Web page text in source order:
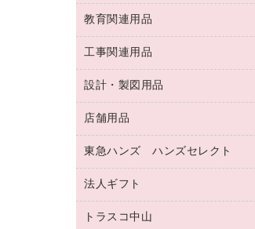
スポーツ・レジャー用品
ゴミ袋
キッチン用品
食品添加物製品
各種用紙
ルーズリーフ
レターファイル
リングファイル
プレゼン用ファイル
ファイルボックス
パイプ式ファイル
その他ファイル
修正テープ
鉛筆
マーキングペン（油性）
マーキングペン（水性）
ボールペン（油性）
ボールペン（ゲルインク）
名札
保管・整理用品
壁面／足元収納
備品／小物ケース
透明テープ 事務用
電話台
針なしステープラー
保健用品
使い捨て手袋
感染症対策用品
介護用品
医療関連用品
品）
教育関連用品
教育関連用品
工事関連用品
工事関連用品
設計・製図用品
設計・製図用品
店舗用品
店舗運営用品
陳列什器
紙手提げ袋
レジ・ポリ袋
東急ハンズ ハンズセレクト
東急ハンズ
法人ギフト
高島屋
トラスコ中山